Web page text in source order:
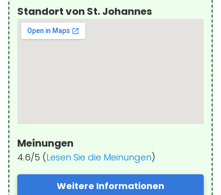
Standort von St. Johannes
Meinungen
4.6/5 (Lesen Sie die Meinungen)
Weitere Informationen